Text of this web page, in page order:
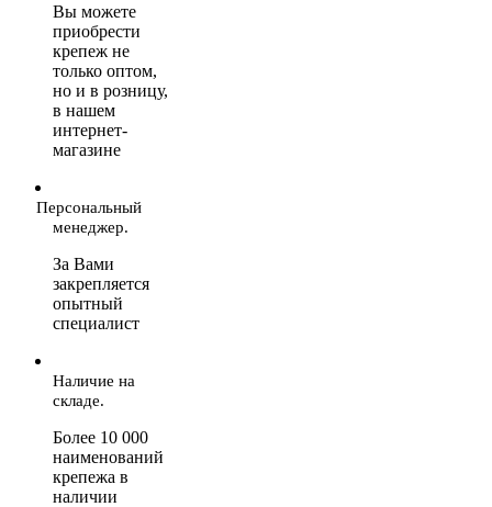
Вы можете
приобрести
крепеж не
только оптом,
но и в розницу,
в нашем
интернет-
магазине
Персональный
менеджер.
За Вами
закрепляется
опытный
специалист
Наличие на
складе.
Более 10 000
наименований
крепежа в
наличии